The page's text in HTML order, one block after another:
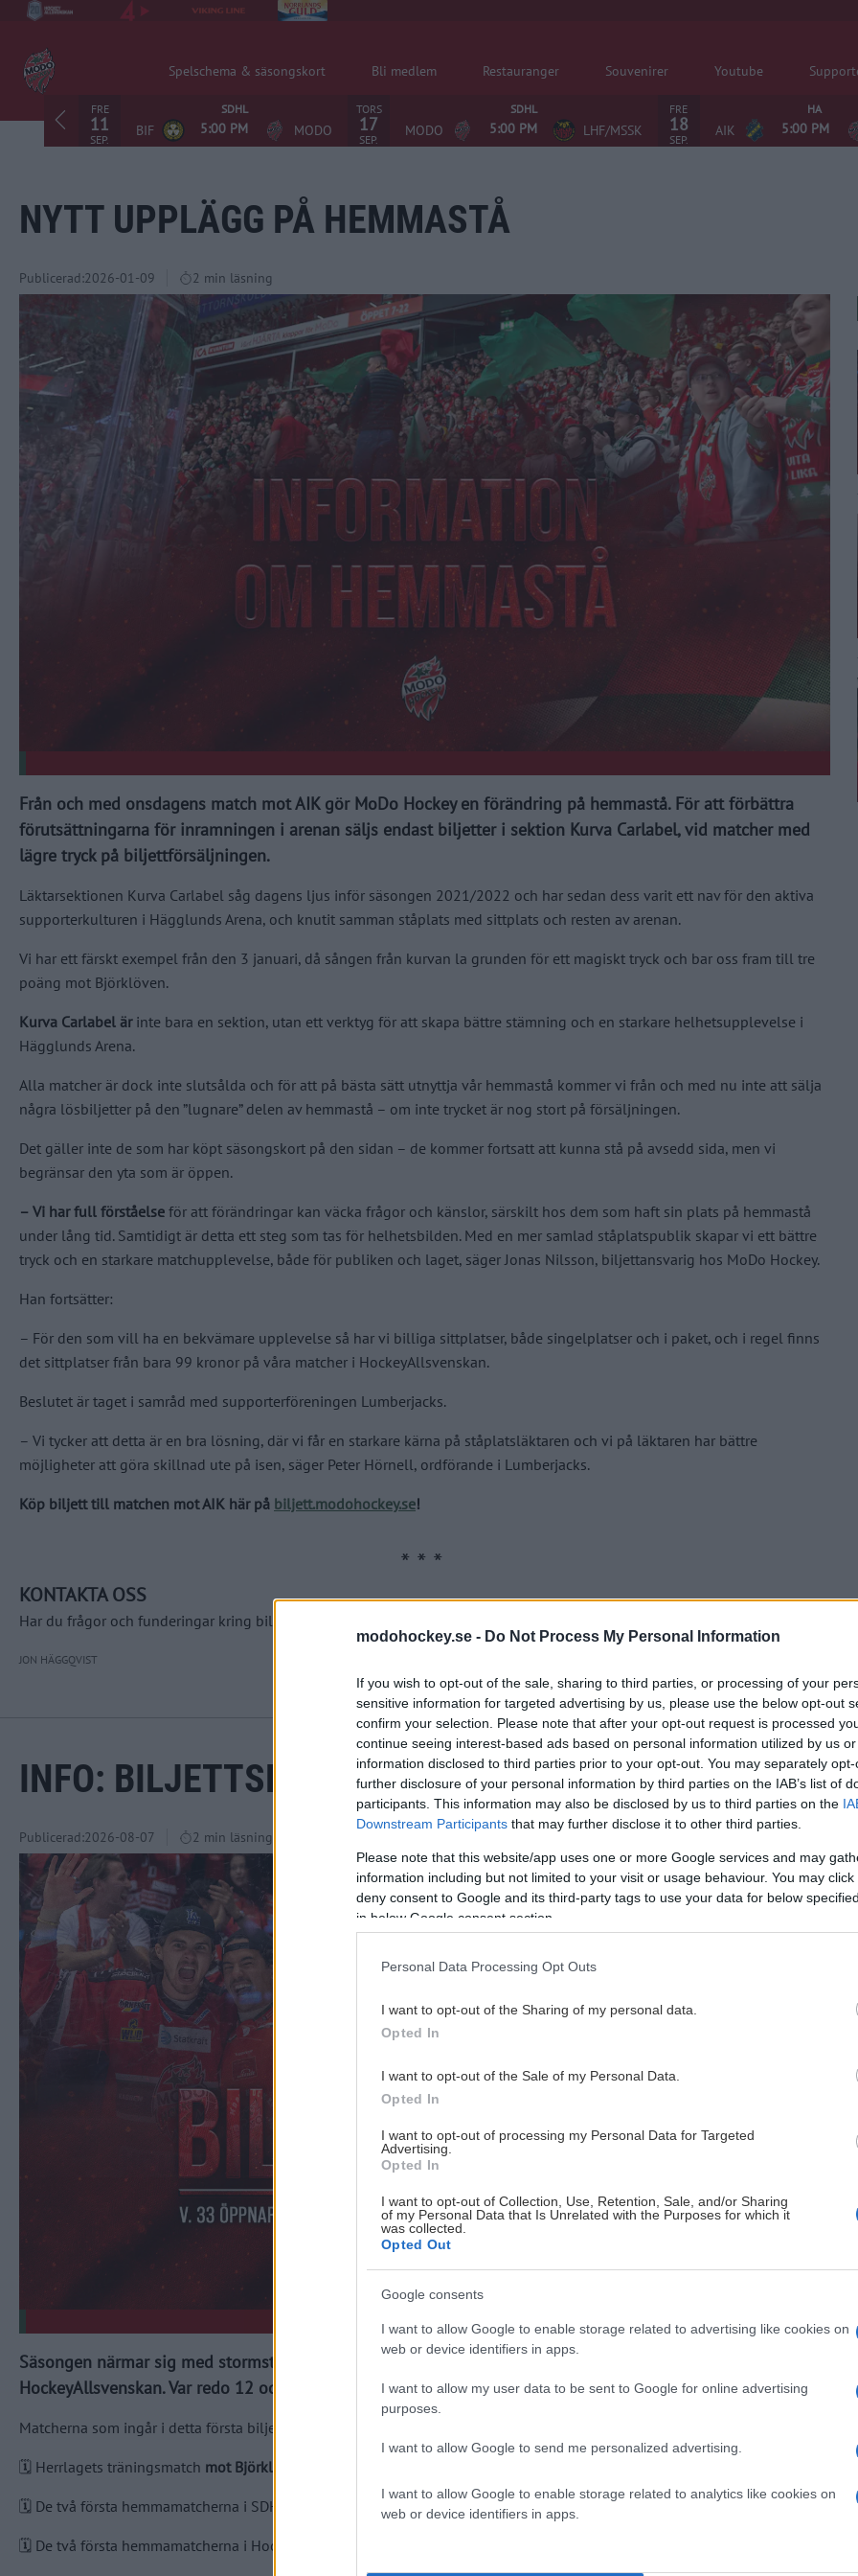
modohockey.se - Do Not Process My Personal Information
If you wish to opt-out of the sale, sharing to third parties, or processing of your
sensitive information for targeted advertising by us, please use the below opt-out
confirm your selection. Please note that after your opt-out request is processed
continue seeing interest-based ads based on personal information utilized by us
information disclosed to third parties prior to your opt-out. You may separately
further disclosure of your personal information by third parties on the IAB’s list of
participants. This information may also be disclosed by us to third parties on the
Downstream Participants that may further disclose it to other third parties.
Please note that this website/app uses one or more Google services and may
information including but not limited to your visit or usage behaviour. You may
deny consent to Google and its third-party tags to use your data for below
in below Google consent section.
Personal Data Processing Opt Outs
I want to opt-out of the Sharing of my personal data.
Opted In
I want to opt-out of the Sale of my Personal Data.
Opted In
I want to opt-out of processing my Personal Data for Targeted
Advertising.
Opted In
I want to opt-out of Collection, Use, Retention, Sale, and/or Sharing
of my Personal Data that Is Unrelated with the Purposes for which it
was collected.
Opted Out
Google consents
I want to allow Google to enable storage related to advertising like cookies on
web or device identifiers in apps.
I want to allow my user data to be sent to Google for online advertising
purposes.
I want to allow Google to send me personalized advertising.
I want to allow Google to enable storage related to analytics like cookies on
web or device identifiers in apps.
Spelschema & säsongskort Bli medlem Restauranger Souvenirer Youtube
FRE
11
SEP.
SDHL
BIF 5:00 PM MODO
TORS
17
SEP.
SDHL
MODO 5:00 PM LHF/MSSK
FRE
18
SEP.
HA
AIK 5:00 PM
NYTT UPPLÄGG PÅ HEMMASTÅ
Publicerad:2026-01-09 2 min läsning
Från och med onsdagens match mot AIK gör MoDo Hockey en förändring på hemmastå. För att förbättra
förutsättningarna för inramningen i arenan säljs endast biljetter i sektion Kurva Carlabel, vid matcher med
lägre tryck på biljettförsäljningen.
Läktarsektionen Kurva Carlabel såg dagens ljus inför säsongen 2021/2022 och har sedan dess varit ett nav för den aktiva
supporterkulturen i Hägglunds Arena, och knutit samman ståplats med sittplats och resten av arenan.
Vi har ett färskt exempel från den 3 januari, då sången från kurvan la grunden för ett magiskt tryck och bar oss fram till tre
poäng mot Björklöven.
Kurva Carlabel ärinte bara en sektion, utan ett verktyg för att skapa bättre stämning och en starkare helhetsupplevelse i
Hägglunds Arena.
Alla matcher är dock inte slutsålda och för att på bästa sätt utnyttja vår hemmastå kommer vi från och med nu inte att sälja
några lösbiljetter på den ”lugnare” delen av hemmastå – om inte trycket är nog stort på försäljningen.
Det gäller inte de som har köpt säsongskort på den sidan – de kommer fortsatt att kunna stå på avsedd sida, men vi
begränsar den yta som är öppen.
– Vi har full förståelse för att förändringar kan väcka frågor och känslor, särskilt hos dem som haft sin plats på hemmastå
under lång tid. Samtidigt är detta ett steg som tas för helhetsbilden. Med en mer samlad ståplatspublik skapar vi ett bättre
tryck och en starkare matchupplevelse, både för publiken och laget, säger Jonas Nilsson, biljettansvarig hos MoDo Hockey.
Han fortsätter:
– För den som vill ha en bekvämare upplevelse så har vi billiga sittplatser, både singelplatser och i paket, och i regel finns
det sittplatser från bara 99 kronor på våra matcher i HockeyAllsvenskan.
Beslutet är taget i samråd med supporterföreningen Lumberjacks.
– Vi tycker att detta är en bra lösning, där vi får en starkare kärna på ståplatsläktaren och vi på läktaren har bättre
möjligheter att göra skillnad ute på isen, säger Peter Hörnell, ordförande i Lumberjacks.
Köp biljett till matchen mot AIK här på biljett.modohockey.se!
KONTAKTA OSS
Har du frågor och funderingar kring biljettförsäljning? Hör av dig till
JON HÄGGQVIST
INFO: BILJETTSLÄPP TILL PREMIÄRMATCHERNA
Publicerad:2026-08-07 2 min läsning
Säsongen närmar sig med stormsteg och till veckan släpper vi biljetterna till premiärerna i både SDHL och
HockeyAllsvenskan. Var redo 12 och 13 augusti!
Matcherna som ingår i detta första biljettsläpp är:
🗓️ Herrlagets träningsmatch mot Björklöven
🗓️ De två första hemmamatcherna i SDHL, (tors 17 sep) och Frölunda (lör 19 sep)
🗓️ De två första hemmamatcherna i HockeyAllsvenskan,